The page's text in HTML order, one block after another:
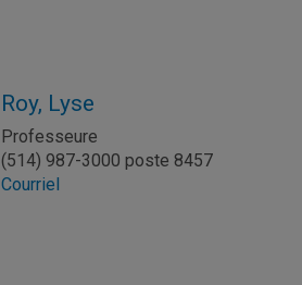
Roy, Lyse
Professeure
(514) 987-3000 poste 8457
Courriel